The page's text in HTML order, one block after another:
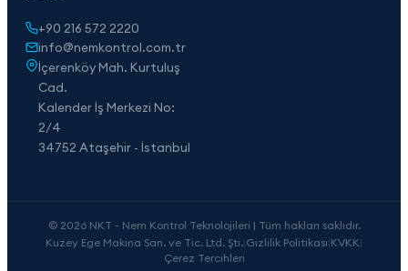
+90 216 572 2220
info@nemkontrol.com.tr
İçerenköy Mah. Kurtuluş
Cad.
Kalender İş Merkezi No:
2/4
34752 Ataşehir - İstanbul
© 2026 NKT - Nem Kontrol Teknolojileri | Tüm hakları saklıdır.
Kuzey Ege Makina San. ve Tic. Ltd. Şti.|Gizlilik Politikası|KVKK|
Çerez Tercihleri